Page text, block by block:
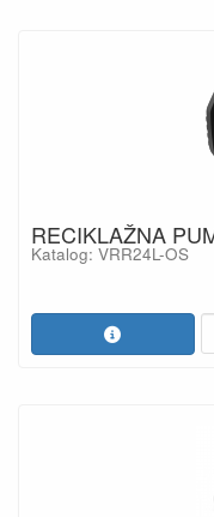
RECIKLAŽNA
Katalog: VRR24L-OS